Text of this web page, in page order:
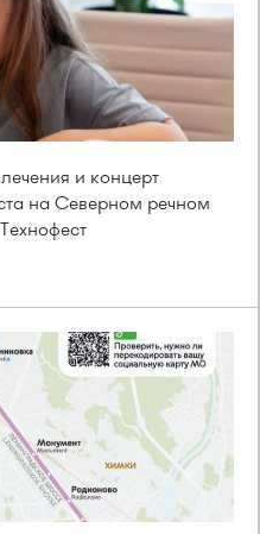
и концерт
на Северном речном